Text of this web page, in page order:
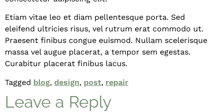
Etiam vitae leo et diam pellentesque porta. Sed
eleifend ultricies risus, vel rutrum erat commodo ut.
Praesent finibus congue euismod. Nullam scelerisque
massa vel augue placerat, a tempor sem egestas.
Curabitur placerat finibus lacus.
Tagged blog, design, post, repair
Leave a Reply